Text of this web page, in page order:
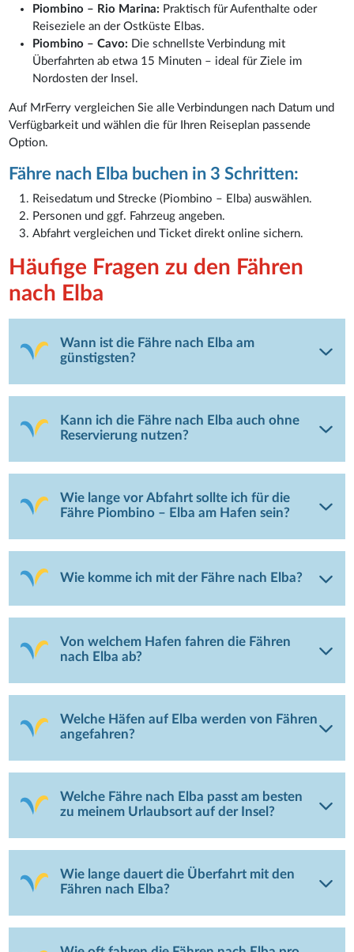
Piombino – Rio Marina: Praktisch für Aufenthalte oder
Reiseziele an der Ostküste Elbas.
Piombino – Cavo: Die schnellste Verbindung mit
Überfahrten ab etwa 15 Minuten – ideal für Ziele im
Nordosten der Insel.
Auf MrFerry vergleichen Sie alle Verbindungen nach Datum und
Verfügbarkeit und wählen die für Ihren Reiseplan passende
Option.
Fähre nach Elba buchen in 3 Schritten:
Reisedatum und Strecke (Piombino – Elba) auswählen.
Personen und ggf. Fahrzeug angeben.
Abfahrt vergleichen und Ticket direkt online sichern.
Häufige Fragen zu den Fähren
nach Elba
Wann ist die Fähre nach Elba am
günstigsten?
Kann ich die Fähre nach Elba auch ohne
Reservierung nutzen?
Wie lange vor Abfahrt sollte ich für die
Fähre Piombino – Elba am Hafen sein?
Wie komme ich mit der Fähre nach Elba?
Von welchem Hafen fahren die Fähren
nach Elba ab?
Welche Häfen auf Elba werden von Fähren
angefahren?
Welche Fähre nach Elba passt am besten
zu meinem Urlaubsort auf der Insel?
Wie lange dauert die Überfahrt mit den
Fähren nach Elba?